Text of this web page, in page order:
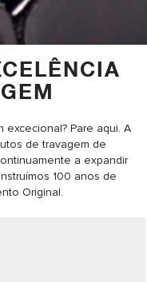
excecional? Pare aqui. A
de travagem de
a expandir
100 anos de
Original.